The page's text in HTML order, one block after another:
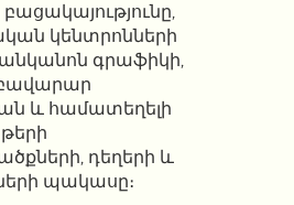
կենտրոնների
գրաֆիկի,
և համատեղելի
դեղերի և
պակասը։